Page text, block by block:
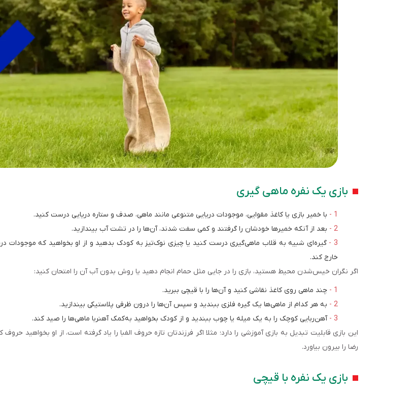
بازی یک نفره ماهی گیری
با خمیر بازی یا کاغذ مقوایی، موجودات دریایی متنوعی مانند ماهی، صدف و ستاره دریایی درست کنید.
بعد از آنکه خمیرها خودشان را گرفتند و کمی سفت شدند، آن‌ها را در تشت آب بیندازید.
گیره‌ای شبیه به قلاب ماهی‌گیری درست کنید یا چیزی نوک‌تیز به کودک بدهید و از او بخواهید که موجودات
خارج کند.
اگر نگران خیس‌شدن محیط هستید، بازی را در جایی مثل حمام انجام دهید یا روش بدون آب آن را امتحان کنید:
چند ماهی روی کاغذ نقاشی کنید و آن‌ها را با قیچی ببرید.
به هر کدام از ماهی‌ها یک گیره فلزی ببندید و سپس آن‌ها را درون ظرفی پلاستیکی بیندازید.
آهن‌ربایی کوچک را به یک میله یا چوب ببندید و از کودک بخواهید به‌کمک آهنربا ماهی‌ها را صید کند.
این بازی قابلیت تبدیل به بازی آموزشی را دارد؛ مثلا اگر فرزندتان تازه حروف الفبا را یاد گرفته است، از او بخواهید حروف
رضا را بیرون بیاورد.
بازی یک نفره با قیچی